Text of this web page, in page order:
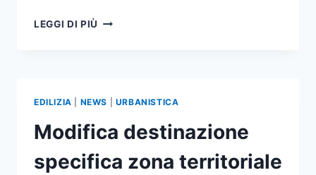
LEGGI DI PIÙ MODIFICA
OMOGENEA
“F”
IN
LOCALITÀ
PRA
EDILIZIA NEWS URBANISTICA
Modifica destinazione
specifica zona territoriale